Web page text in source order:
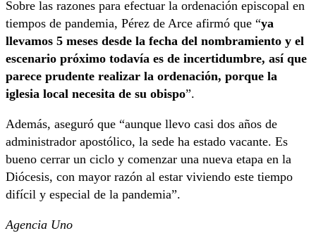
Sobre las razones para efectuar la ordenación episcopal en
tiempos de pandemia, Pérez de Arce afirmó que “ya
llevamos 5 meses desde la fecha del nombramiento y el
escenario próximo todavía es de incertidumbre, así que
parece prudente realizar la ordenación, porque la
iglesia local necesita de su obispo”.
Además, aseguró que “aunque llevo casi dos años de
administrador apostólico, la sede ha estado vacante. Es
bueno cerrar un ciclo y comenzar una nueva etapa en la
Diócesis, con mayor razón al estar viviendo este tiempo
difícil y especial de la pandemia”.
Agencia Uno